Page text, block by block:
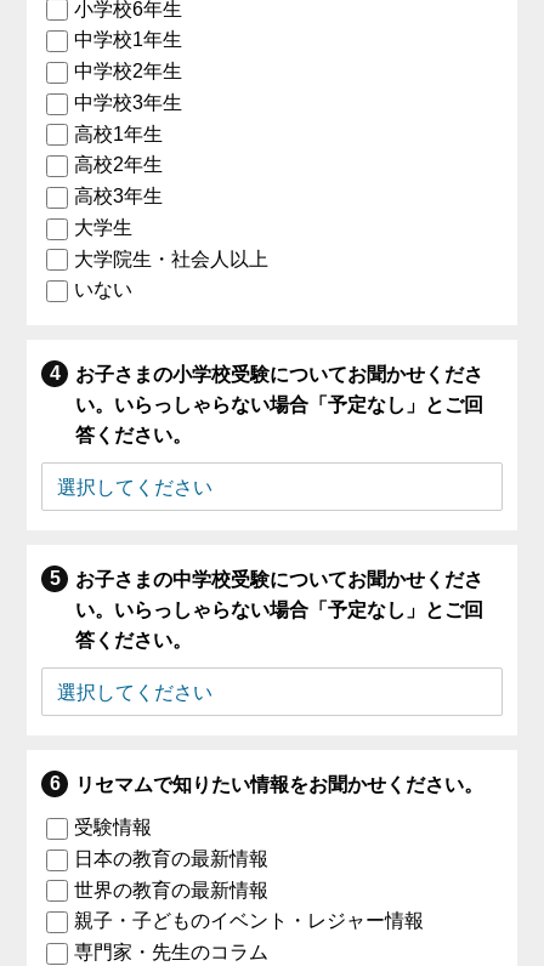
小学校6年生
中学校1年生
中学校2年生
中学校3年生
高校1年生
高校2年生
高校3年生
大学生
大学院生・社会人以上
いない
お子さまの小学校受験についてお聞かせくださ
い。いらっしゃらない場合「予定なし」とご回
答ください。
お子さまの中学校受験についてお聞かせくださ
い。いらっしゃらない場合「予定なし」とご回
答ください。
リセマムで知りたい情報をお聞かせください。
受験情報
日本の教育の最新情報
世界の教育の最新情報
親子・子どものイベント・レジャー情報
専門家・先生のコラム